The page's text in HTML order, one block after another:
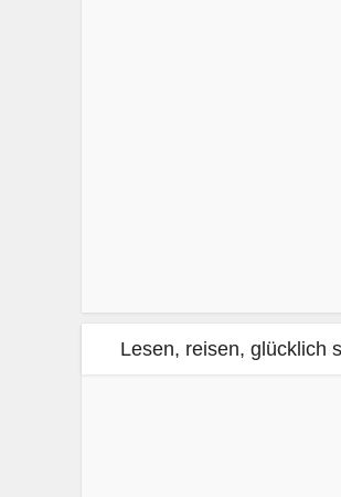
Lesen, reisen, glücklich